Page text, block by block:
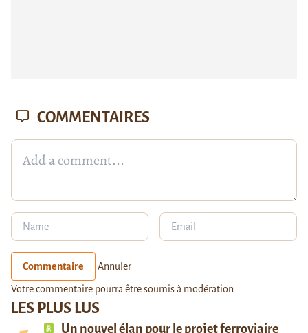
LES PLUS LUS
Un nouvel élan pour le projet ferroviaire
COMMENTAIRES
Commentaire Annuler
Votre commentaire pourra être soumis à modération.